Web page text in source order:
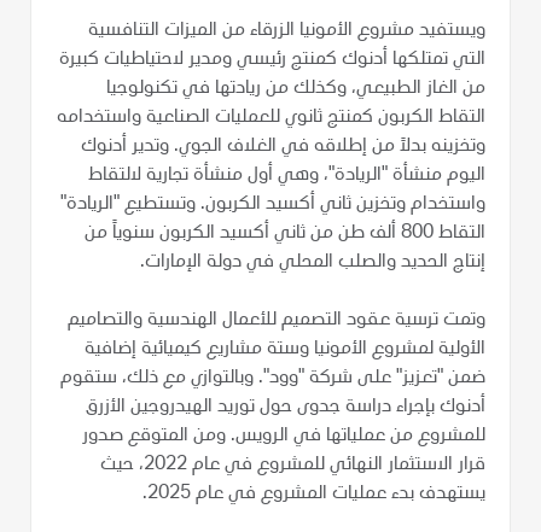
ويستفيد مشروع الأمونيا الزرقاء من الميزات التنافسية
التي تمتلكها أدنوك كمنتج رئيسي ومدير لاحتياطيات كبيرة
من الغاز الطبيعي، وكذلك من ريادتها في تكنولوجيا
التقاط الكربون كمنتج ثانوي للعمليات الصناعية واستخدامه
وتخزينه بدلاً من إطلاقه في الغلاف الجوي. وتدير أدنوك
اليوم منشأة "الريادة"، وهي أول منشأة تجارية لالتقاط
واستخدام وتخزين ثاني أكسيد الكربون. وتستطيع "الريادة"
التقاط 800 ألف طن من ثاني أكسيد الكربون سنوياً من
إنتاج الحديد والصلب المحلي في دولة الإمارات.
وتمت ترسية عقود التصميم للأعمال الهندسية والتصاميم
الأولية لمشروع الأمونيا وستة مشاريع كيميائية إضافية
ضمن "تعزيز" على شركة "وود". وبالتوازي مع ذلك، ستقوم
أدنوك بإجراء دراسة جدوى حول توريد الهيدروجين الأزرق
للمشروع من عملياتها في الرويس. ومن المتوقع صدور
قرار الاستثمار النهائي للمشروع في عام 2022، حيث
يستهدف بدء عمليات المشروع في عام 2025.